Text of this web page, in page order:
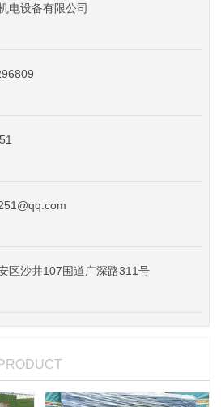
电设备有限公司
区沙井107围道广深路311号